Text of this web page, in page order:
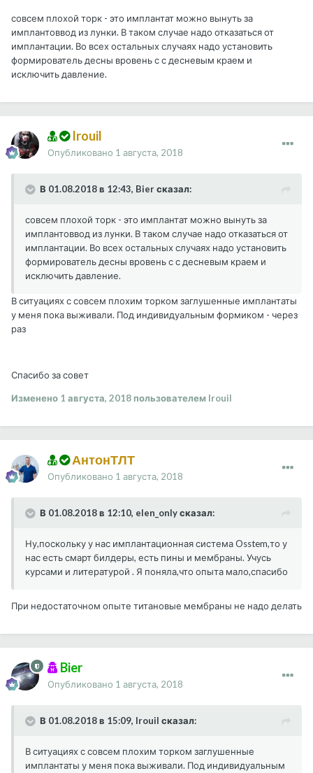
совсем плохой торк - это имплантат можно вынуть за
имплантоввод из лунки. В таком случае надо отказаться от
имплантации. Во всех остальных случаях надо установить
формирователь десны вровень с с десневым краем и
исключить давление.
Irouil
Опубликовано 1 августа, 2018
В 01.08.2018 в 12:43, Bier сказал:
совсем плохой торк - это имплантат можно вынуть за
имплантоввод из лунки. В таком случае надо отказаться от
имплантации. Во всех остальных случаях надо установить
формирователь десны вровень с с десневым краем и
исключить давление.
В ситуациях с совсем плохим торком заглушенные имплантаты
у меня пока выживали. Под индивидуальным формиком - через
раз
Спасибо за совет
Изменено 1 августа, 2018пользователем Irouil
АнтонТЛТ
Опубликовано 1 августа, 2018
В 01.08.2018 в 12:10, elen_only сказал:
Ну,поскольку у нас имплантационная система Osstem,то у
нас есть смарт билдеры, есть пины и мембраны. Учусь
курсами и литературой . Я поняла,что опыта мало,спасибо
При недостаточном опыте титановые мембраны не надо делать
Bier
Опубликовано 1 августа, 2018
В 01.08.2018 в 15:09, Irouil сказал:
В ситуациях с совсем плохим торком заглушенные
имплантаты у меня пока выживали. Под индивидуальным